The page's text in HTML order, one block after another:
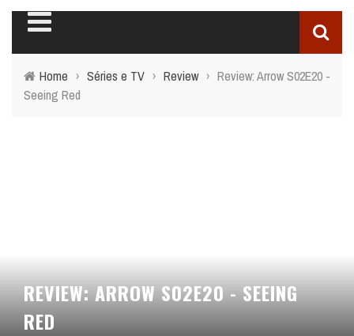
Home › Séries e TV › Review › Review: Arrow S02E20 -
Seeing Red
REVIEW: ARROW S02E20 - SEEING
RED